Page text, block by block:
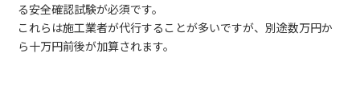
る安全確認試験が必須です。
これらは施工業者が代行することが多いですが、別途数万円か
ら十万円前後が加算されます。